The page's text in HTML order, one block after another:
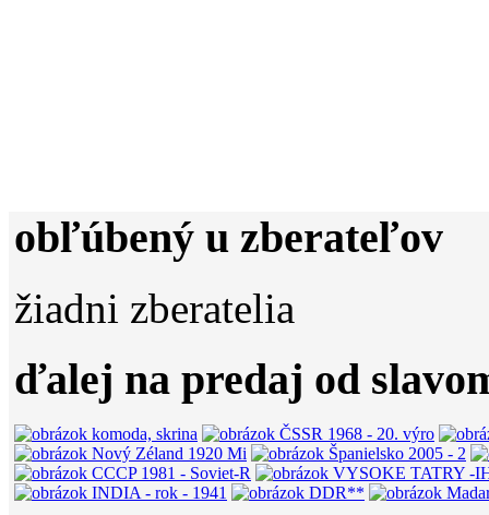
obľúbený u zberateľov
žiadni zberatelia
ďalej na predaj od